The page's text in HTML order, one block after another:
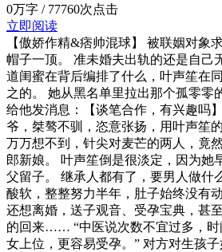
0万字 / 77760次点击
立即阅读
【傲娇作精&痞帅混球】 被联姻对象
帽子一顶。 准未婚夫出轨的还是自己
道闺蜜在背后编排了什么，叶声笙在
之的。 她从黑名单里拉出那个孤零零
给他发消息：【谈笔合作，有兴趣吗
爷，桀骜不驯，恣意张扬，用叶声笙
万万想不到，针尖对麦芒的两人，竟
郎新娘。 叶声笙倒是很淡定，因为
父留子。 继承人都有了，要男人做什
酸软，整整努力半年，肚子始终没有
还想离婚，送子观音、受孕宝典，甚
的回来…… “中医说次数不宜过多，时
女上位，更容易受孕。” 对方对生孩